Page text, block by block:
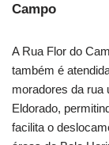
Campo
A Rua Flor do
também é
moradores da rua
Eldorado,
facilita o